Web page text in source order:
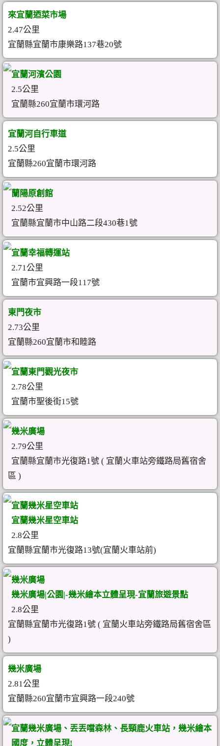
來宜蘭迺菜市場
2.47公里
宜蘭縣宜蘭市康樂路137巷20號
宜蘭河濱公園
2.5公里
宜蘭縣260宜蘭市環河路
宜蘭河自行車道
2.5公里
宜蘭縣260宜蘭市環河路
蘭陽原創館
2.52公里
宜蘭縣宜蘭市中山路二段430巷1號
宜蘭幸福轉運站
2.71公里
宜蘭市宜興路一段117號
東門夜市
2.73公里
宜蘭縣260宜蘭市和睦路
宜蘭東門觀光夜市
2.78公里
宜蘭市聖後街15號
幾米廣場
2.79公里
宜蘭縣宜蘭市光復路1號 ( 宜蘭火車站旁鐵路局舊宿舍
區 )
宜蘭幾米星空車站
宜蘭幾米星空車站
2.8公里
宜蘭縣宜蘭市光復路13號(宜蘭火車站前)
幾米廣場
幾米廣場|公園|-幾米繪本立體呈現-宜蘭旅遊景點
2.8公里
宜蘭縣宜蘭市光復路1號 ( 宜蘭火車站旁鐵路局舊宿舍區
)
幾米廣場
2.81公里
宜蘭縣260宜蘭市宜興路一段240號
宜蘭幾米廣場、丟丟噹森林、長頸鹿火車站，幾米繪本
國度，立體呈現!